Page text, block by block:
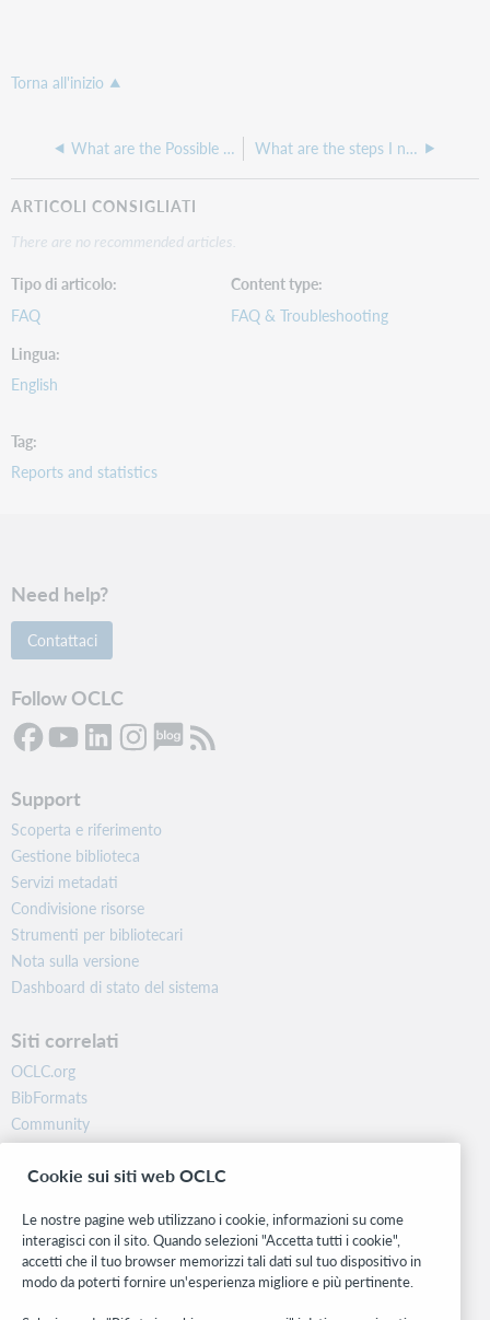
Torna all'inizio
What are the Possible OCLC Statuses that will show up in the OCLC Status box in ILLiad? What are the steps I need to take for ILLiad if I am updating my OpenURL to a new location to test, but then I need to go back to the old URL?
ARTICOLI CONSIGLIATI
There are no recommended articles.
Tipo di articolo
FAQ
Content type
FAQ & Troubleshooting
Lingua
English
Tag
Reports and statistics
Need help?
Contattaci
Follow OCLC
Support
Scoperta e riferimento
Gestione biblioteca
Servizi metadati
Condivisione risorse
Strumenti per bibliotecari
Nota sulla versione
Dashboard di stato del sistema
Siti correlati
OCLC.org
BibFormats
Community
Ricerca
WebJunction
Stay in the know.
Ricevi gli ultimi aggiornamenti di prodotti, ricerche, eventi e molto
altro direttamente nella tua casella di posta.
Cookie sui siti web OCLC
Le nostre pagine web utilizzano i cookie, informazioni su come
interagisci con il sito. Quando selezioni "Accetta tutti i cookie",
accetti che il tuo browser memorizzi tali dati sul tuo dispositivo in
modo da poterti fornire un'esperienza migliore e più pertinente.